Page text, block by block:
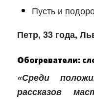
Пусть и
Петр, 33 года,
Обогреватели:
«Среди
рассказов